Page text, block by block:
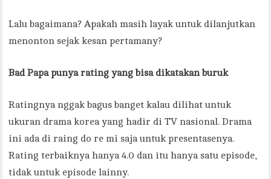
Lalu bagaimana? Apakah masih layak untuk dilanjutkan
menonton sejak kesan pertamany?
Bad Papa punya rating yang bisa dikatakan buruk
Ratingnya nggak bagus banget kalau dilihat untuk
ukuran drama korea yang hadir di TV nasional. Drama
ini ada di raing do re mi saja untuk presentasenya.
Rating terbaiknya hanya 4.0 dan itu hanya satu episode,
tidak untuk episode lainny.